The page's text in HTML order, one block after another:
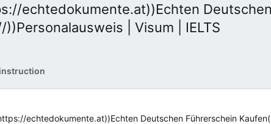
echtedokumente.at))Echten
| Visum | IELTS
echtedokumente.at))Echten Deutschen Führerschein